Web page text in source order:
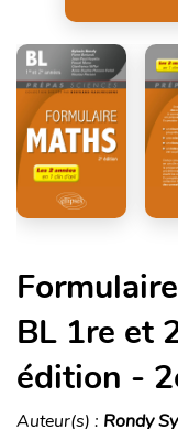
BL 1re et
édition -
Auteur(s) : Rondy